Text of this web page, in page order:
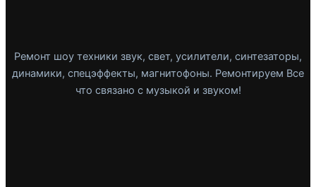
Ремонт шоу техники звук, свет, усилители, синтезаторы,
динамики, спецэффекты, магнитофоны. Ремонтируем Все
что связано с музыкой и звуком!